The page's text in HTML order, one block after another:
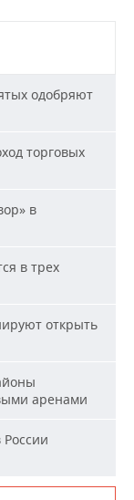
одобряют
торговых
в
в трех
открыть
аренами